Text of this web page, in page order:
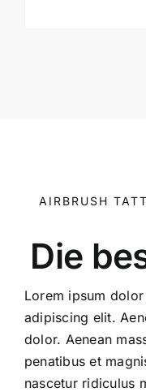
AIRBRUSH
Die
Lorem ipsum
adipiscing elit.
dolor. Aenean
penatibus et
nascetur ridiculus